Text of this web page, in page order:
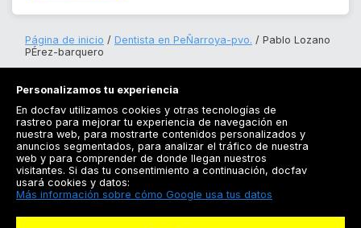
Página de inicio Dentista en PeÑarroya-pvo.
Pablo Lozano
PÉrez-barquero
Registrarse
Docfav
Personalizamos tu experiencia
En docfav utilizamos cookies y otras tecnologías de
rastreo para mejorar tu experiencia de navegación en
nuestra web, para mostrarte contenidos personalizados y
anuncios segmentados, para analizar el tráfico de nuestra
web y para comprender de donde llegan nuestros
visitantes. Si das tu consentimiento a continuación, docfav
usará cookies y datos:
Más información sobre cómo Google usa tus datos